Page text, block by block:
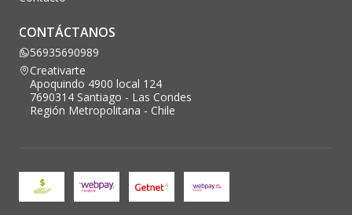
CONTÁCTANOS
56935690989
Creativarte
Apoquindo 4900 local 124
7690314 Santiago - Las Condes
Región Metropolitana - Chile